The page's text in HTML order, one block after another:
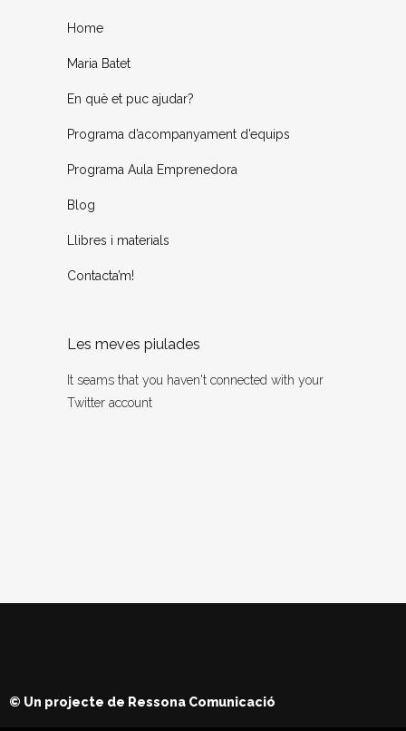
Home
Maria Batet
En què et puc ajudar?
Programa d’acompanyament d’equips
Programa Aula Emprenedora
Blog
Llibres i materials
Contacta’m!
Les meves piulades
It seams that you haven't connected with your
Twitter account
© Un projecte de Ressona Comunicació